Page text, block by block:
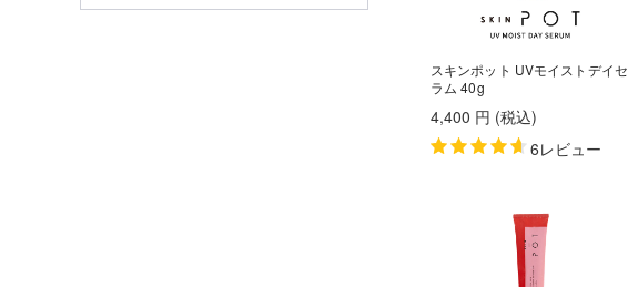
NAKAGAWA
スキンポット UVモイストデイセ
ラム 40g
4,400 円 (税込)
6レビュー